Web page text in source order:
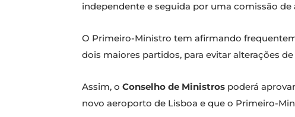
independente e seguida por uma comissão
O Primeiro-Ministro tem afirmando
dois maiores partidos, para evitar alterações
Assim, o Conselho de Ministros poderá
novo aeroporto de Lisboa e que o Primeiro-